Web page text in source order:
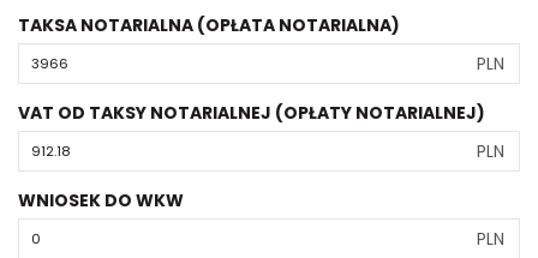
TAKSA NOTARIALNA (OPŁATA NOTARIALNA)
PLN
VAT OD TAKSY NOTARIALNEJ (OPŁATY NOTARIALNEJ)
PLN
WNIOSEK DO WKW
PLN